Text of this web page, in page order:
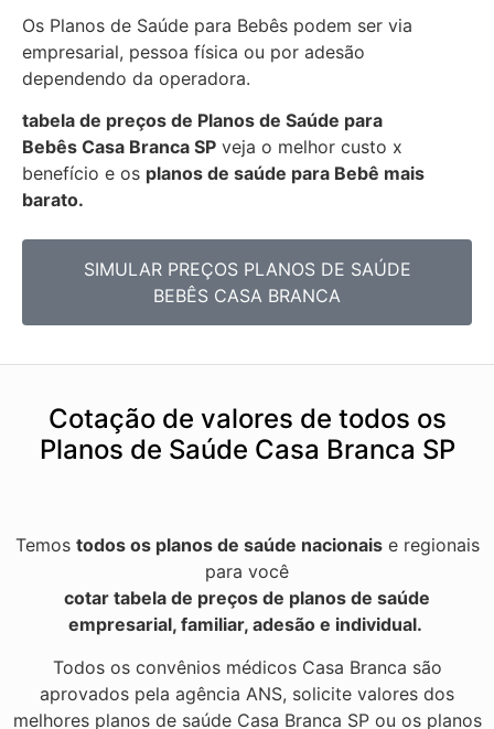
Os Planos de Saúde para Bebês podem ser via
empresarial, pessoa física ou por adesão
dependendo da operadora.
tabela de preços de Planos de Saúde para
Bebês Casa Branca SP veja o melhor custo x
benefício e os planos de saúde para Bebê mais
barato.
SIMULAR PREÇOS PLANOS DE SAÚDE
BEBÊS CASA BRANCA
Cotação de valores de todos os
Planos de Saúde Casa Branca SP
Temos todos os planos de saúde nacionaise regionais
para você
cotar tabela de preços de planos de saúde
empresarial, familiar, adesão e individual.
Todos os convênios médicos Casa Branca são
aprovados pela agência ANS, solicite valores dos
melhores planos de saúde Casa Branca SP ou os planos